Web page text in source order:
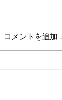
ン策定！
コメントを追加